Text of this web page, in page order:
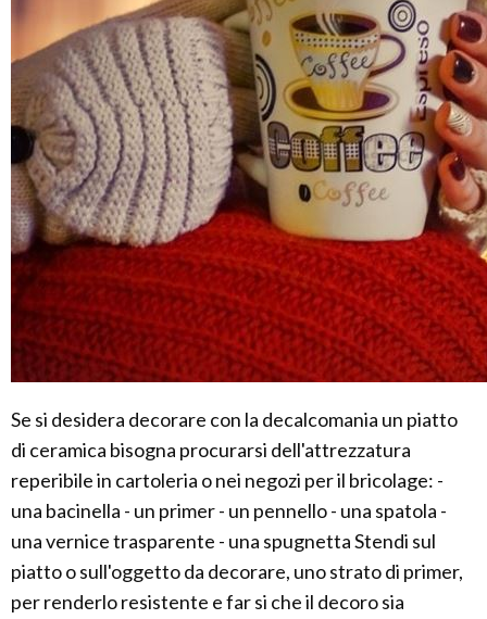
Se si desidera decorare con la decalcomania un piatto
di ceramica bisogna procurarsi dell'attrezzatura
reperibile in cartoleria o nei negozi per il bricolage: -
una bacinella - un primer - un pennello - una spatola -
una vernice trasparente - una spugnetta Stendi sul
piatto o sull'oggetto da decorare, uno strato di primer,
per renderlo resistente e far si che il decoro sia